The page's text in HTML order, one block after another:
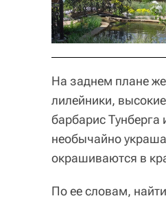
На заднем плане
лилейники,
барбарис
необычайно
окрашиваются в
По ее словам,